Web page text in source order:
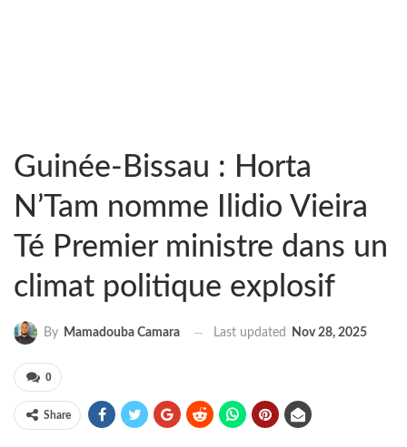
Guinée-Bissau : Horta
N’Tam nomme Ilidio Vieira
Té Premier ministre dans un
climat politique explosif
By Mamadouba Camara Last updated Nov 28, 2025
0
Share